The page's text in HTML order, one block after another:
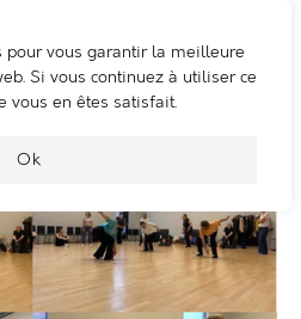
pour vous garantir la meilleure
Si vous continuez à utiliser ce
vous en êtes satisfait.
Ok